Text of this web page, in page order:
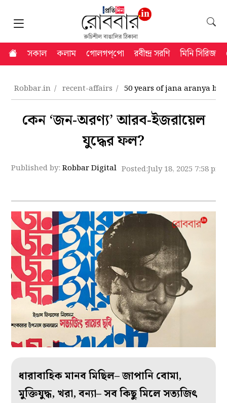
সকাল কলাম গোলগপ্‌পো রবীন্দ্র সরণি মিনি সিরিজ
Robbar.in recent-affairs 50 years of jana aranya by
কেন ‘জন-অরণ্য’ আরব-ইজরায়েল
যুদ্ধের ফল?
Published by:Robbar Digital Posted:July 18, 2025 7:58 pm
ধারাবাহিক মানব মিছিল– জাপানি বোমা,
মুক্তিযুদ্ধ, খরা, বন্যা– সব কিছু মিলে সত্যজিৎ